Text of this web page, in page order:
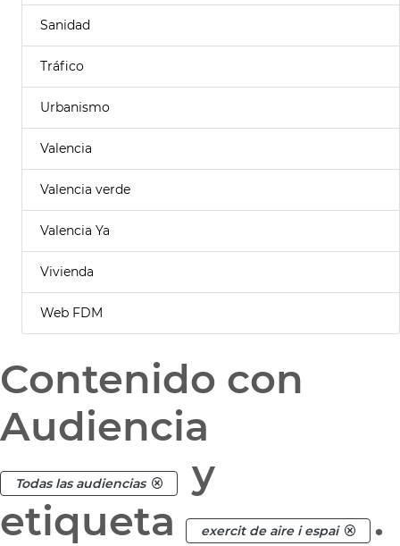
Sanidad
Tráfico
Urbanismo
Valencia
Valencia verde
Valencia Ya
Vivienda
Web FDM
Contenido con
Audiencia
Todas las audiencias
y
etiqueta
exercit de aire i espai .